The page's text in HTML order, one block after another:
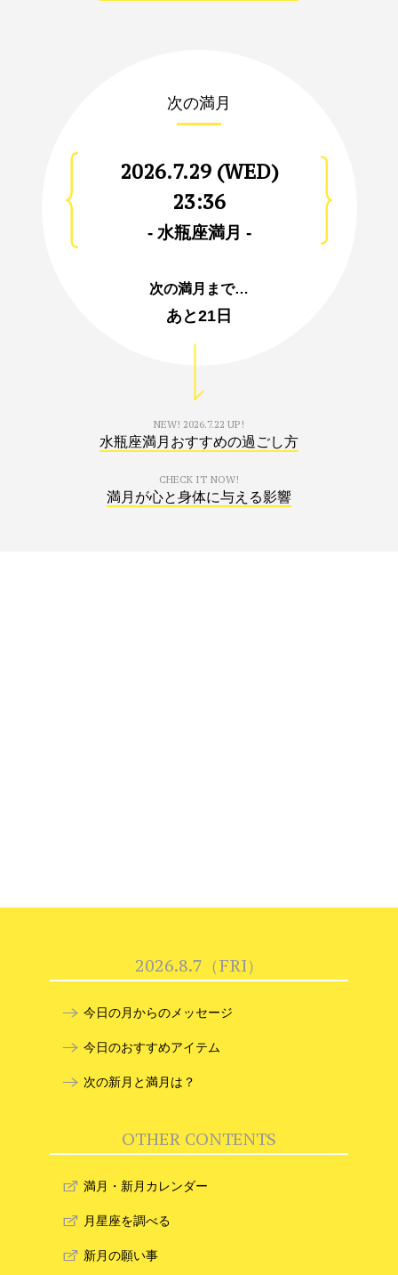
次の満月
2026.7.29 (WED)
23:36
- 水瓶座満月 -
次の満月まで…
あと21日
NEW! 2026.7.22 UP!
水瓶座満月おすすめの過ごし方
CHECK IT NOW!
満月が心と身体に与える影響
2026.8.7（FRI）
今日の月からのメッセージ
今日のおすすめアイテム
次の新月と満月は？
OTHER CONTENTS
満月・新月カレンダー
月星座を調べる
新月の願い事